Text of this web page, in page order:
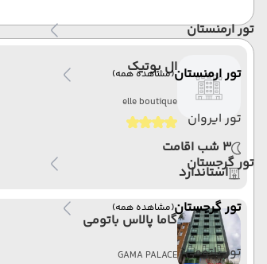
تور ارمنستان
تور ارمنستان(مشاهده همه)
تور ایروان
تور گرجستان
تور گرجستان(مشاهده همه)
تور باتومی
ال بوتیک
elle boutique
3 شب اقامت
استاندارد
گاما پالاس باتومی
GAMA PALACE